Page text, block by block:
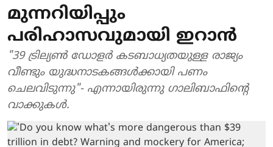
മുന്നറിയിപ്പും
പരിഹാസവുമായി ഇറാന്‍
"39 ട്രില്യണ്‍ ഡോളര്‍ കടബാധ്യതയുള്ള രാജ്യം
വീണ്ടും യുദ്ധനാടകങ്ങള്‍ക്കായി പണം
ചെലവിടുന്നു"- എന്നായിരുന്നു ഗാലിബാഫിന്റെ
വാക്കുകള്‍.